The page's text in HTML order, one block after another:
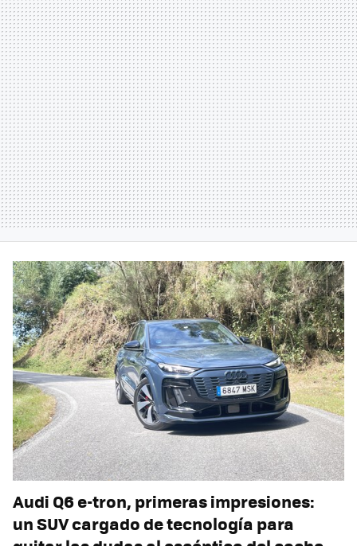
Audi Q6 e-tron, primeras impresiones:
un SUV cargado de tecnología para